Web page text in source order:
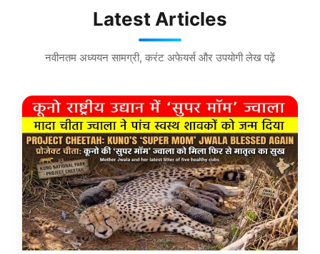
Latest Articles
नवीनतम अध्ययन सामग्री, करंट अफेयर्स और उपयोगी लेख पढ़ें